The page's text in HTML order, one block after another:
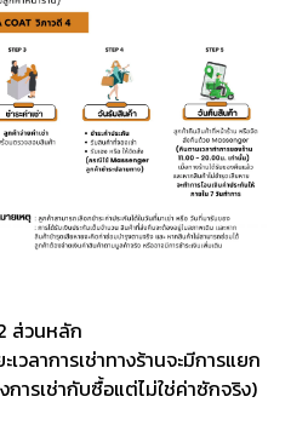
ส่วนหลัก
เวลาการเช่าทางร้านจะมีการแยก
การเช่ากับซื้อแต่ไม่ใช่ค่าซักจริง)